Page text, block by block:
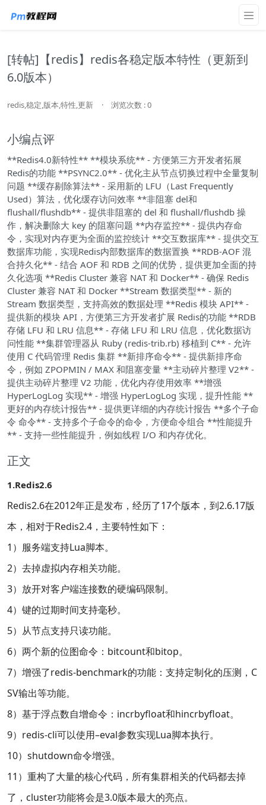
[转帖]【redis】redis各稳定版本特性（更新到
6.0版本）
redis,稳定,版本,特性,更新 · 浏览次数 : 0
小编点评
**Redis4.0新特性** **模块系统** - 方便第三方开发者拓展
Redis的功能 **PSYNC2.0** - 优化主从节点切换过程中全量复制
问题 **缓存剔除算法** - 采用新的 LFU（Last Frequently
Used）算法，优化缓存访问效率 **非阻塞 del和
flushall/flushdb** - 提供非阻塞的 del 和 flushall/flushdb 操
作，解决删除大 key 的阻塞问题 **内存监控** - 提供内存命
令，实现对内存更为全面的监控统计 **交互数据库** - 提供交互
数据库功能，实现Redis内部数据库的数据置换 **RDB-AOF 混
合持久化** - 结合 AOF 和 RDB 之间的优势，提供更加全面的持
久化选项 **Redis Cluster 兼容 NAT 和 Docker** - 确保 Redis
Cluster 兼容 NAT 和 Docker **Stream 数据类型** - 新的
Stream 数据类型，支持高效的数据处理 **Redis 模块 API** -
提供新的模块 API，方便第三方开发者扩展 Redis的功能 **RDB
存储 LFU 和 LRU 信息** - 存储 LFU 和 LRU 信息，优化数据访
问性能 **集群管理器从 Ruby (redis-trib.rb) 移植到 C** - 允许
使用 C 代码管理 Redis 集群 **新排序命令** - 提供新排序命
令，例如 ZPOPMIN / MAX 和阻塞变量 **主动碎片整理 V2** -
提供主动碎片整理 V2 功能，优化内存使用效率 **增强
HyperLogLog 实现** - 增强 HyperLogLog 实现，提升性能 **
更好的内存统计报告** - 提供更详细的内存统计报告 **多个子命
令 命令** - 支持多个子命令的命令，方便命令组合 **性能提升
** - 支持一些性能提升，例如线程 I/O 和内存优化。
正文
1.Redis2.6
Redis2.6在2012年正是发布，经历了17个版本，到2.6.17版
本，相对于Redis2.4，主要特性如下：
1）服务端支持Lua脚本。
2）去掉虚拟内存相关功能。
3）放开对客户端连接数的硬编码限制。
4）键的过期时间支持毫秒。
5）从节点支持只读功能。
6）两个新的位图命令：bitcount和bitop。
7）增强了redis-benchmark的功能：支持定制化的压测，C
SV输出等功能。
8）基于浮点数自增命令：incrbyfloat和hincrbyfloat。
9）redis-cli可以使用–eval参数实现Lua脚本执行。
10）shutdown命令增强。
11）重构了大量的核心代码，所有集群相关的代码都去掉
了，cluster功能将会是3.0版本最大的亮点。